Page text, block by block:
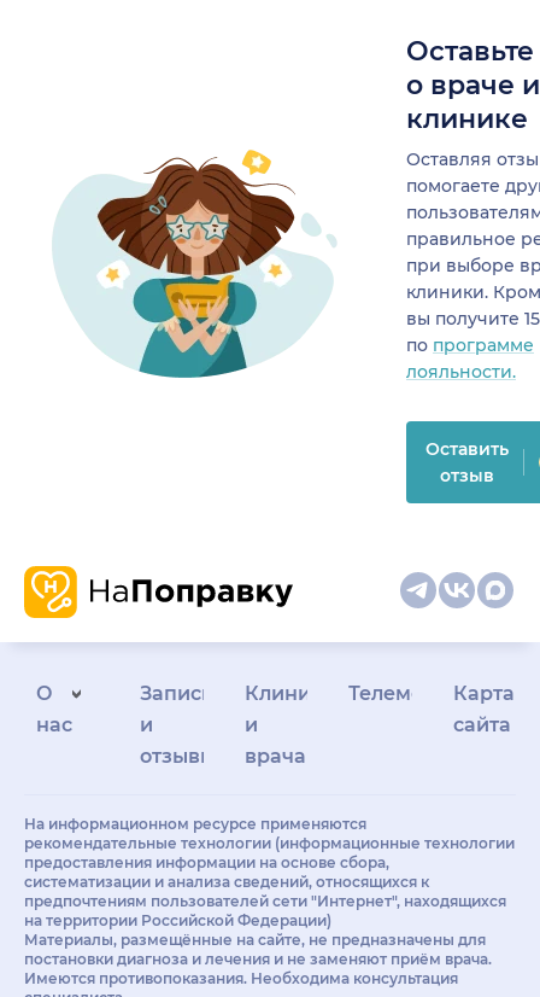
о враче
клинике
Оставляя
помогаете
правильное
при выборе
клиники.
вы получите
по программе
лояльности.
Оставить
отзыв
О
нас
Запись
и
отзывы
Клиникам
и
врачам
Телемедицина
Карта
сайта
На информационном ресурсе применяются
рекомендательные технологии (информационные технологии
предоставления информации на основе сбора,
систематизации и анализа сведений, относящихся к
предпочтениям пользователей сети "Интернет", находящихся
на территории Российской Федерации)
Материалы, размещённые на сайте, не предназначены для
постановки диагноза и лечения и не заменяют приём врача.
Имеются противопоказания. Необходима консультация